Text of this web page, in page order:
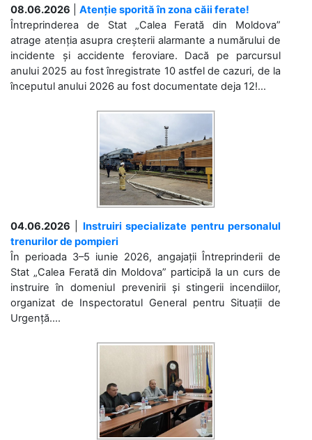
08.06.2026
Atenție sporită în zona căii ferate!
Întreprinderea de Stat „Calea Ferată din Moldova”
atrage atenția asupra creșterii alarmante a numărului de
incidente și accidente feroviare. Dacă pe parcursul
anului 2025 au fost înregistrate 10 astfel de cazuri, de la
începutul anului 2026 au fost documentate deja 12!...
04.06.2026
Instruiri specializate pentru personalul
trenurilor de pompieri
În perioada 3–5 iunie 2026, angajații Întreprinderii de
Stat „Calea Ferată din Moldova” participă la un curs de
instruire în domeniul prevenirii și stingerii incendiilor,
organizat de Inspectoratul General pentru Situații de
Urgență....